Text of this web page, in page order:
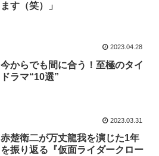
ます（笑）」
2023.04.28
今からでも間に合う！至極のタイ
ドラマ“10選”
2023.03.31
赤楚衛二が万丈龍我を演じた1年
を振り返る『仮面ライダークロー